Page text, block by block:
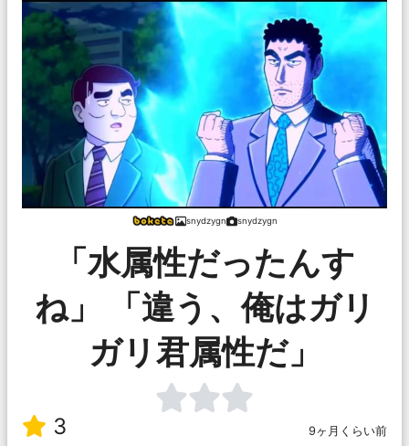
snydzygn snydzygn
「水属性だったんす
ね」 「違う、俺はガリ
ガリ君属性だ」
3 9ヶ月くらい前